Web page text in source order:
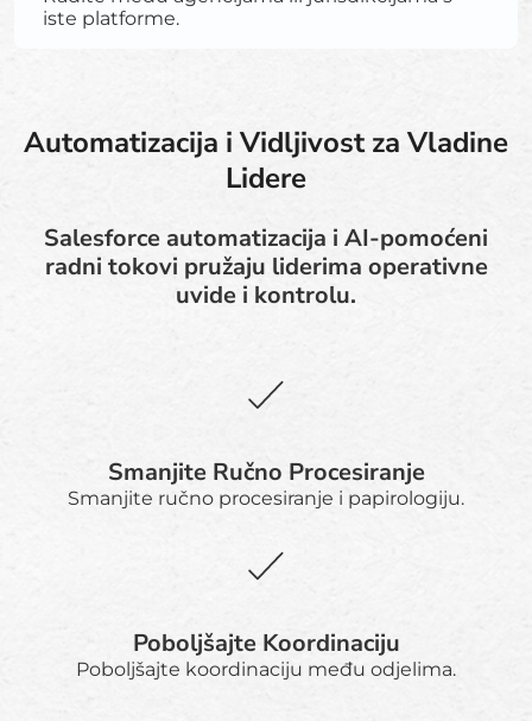
iste platforme.
Automatizacija i Vidljivost za Vladine
Lidere
Salesforce automatizacija i AI-pomoćeni
radni tokovi pružaju liderima operativne
uvide i kontrolu.
Smanjite Ručno Procesiranje
Smanjite ručno procesiranje i papirologiju.
Poboljšajte Koordinaciju
Poboljšajte koordinaciju među odjelima.